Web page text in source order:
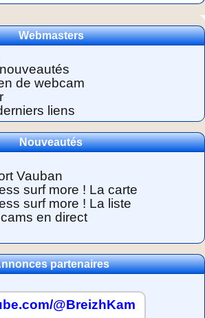
Webmasters
de webcam
liens
Nouveautés
Vauban
surf more ! La carte
surf more ! La liste
en direct
partenaires
@BreizhKam